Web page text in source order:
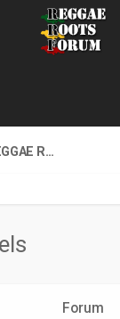
REGGAE ROOTS DISCOVERY
Forum